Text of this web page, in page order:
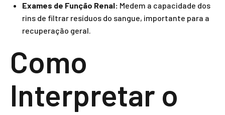
Exames de Função Renal: Medem a capacidade dos
rins de filtrar resíduos do sangue, importante para a
recuperação geral.
Como
Interpretar o